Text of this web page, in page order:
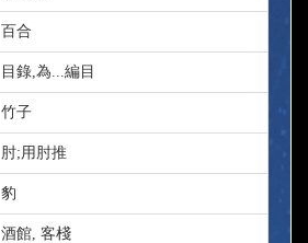
百合
目錄,為...編目
竹子
肘;用肘推
豹
酒館, 客棧